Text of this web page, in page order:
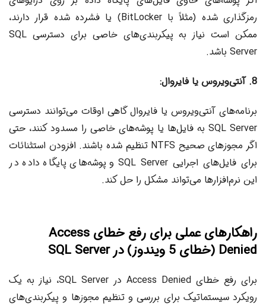
رمزگذاری شده (مثلاً با BitLocker) یا فشرده شده قرار دارند،
ممکن است نیاز به پیکربندی‌های خاصی برای دسترسی SQL
Server باشد.
8. آنتی‌ویروس یا فایروال:
برنامه‌های آنتی‌ویروس یا فایروال گاهی اوقات می‌توانند دسترسی
SQL Server به فایل‌ها یا پوشه‌های خاصی را مسدود کنند، حتی
اگر مجوزهای صحیح NTFS تنظیم شده باشند. افزودن استثنائات
برای فایل‌های اجرایی SQL Server و پوشه‌های پایگاه داده در
این نرم‌افزارها می‌تواند مشکل را حل کند.
راهکارهای عملی برای رفع خطای Access
Denied (خطای 5 ویندوز) در SQL Server
برای رفع خطای Access Denied در SQL Server، نیاز به یک
رویکرد سیستماتیک برای بررسی و تنظیم مجوزها و پیکربندی‌های